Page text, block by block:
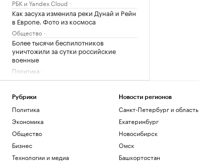
РБК и Yandex Cloud
Как засуха изменила реки Дунай и Рейн
в Европе. Фото из космоса
Общество
Более тысячи беспилотников
уничтожили за сутки российские
военные
Политика
Россия обогнала три страны Евросоюза
Экономика
В Сеуле обыскали офис KFA из-за
назначения экс-тренера сборной по
футболу
Спорт
Московская школьница, набравшая
500 баллов на ЕГЭ, поступила в МФТИ
Рубрики
Политика
Экономика
Общество
Бизнес
Технологии и медиа
Новости регионов
Санкт-Петербург и область
Екатеринбург
Новосибирск
Омск
Башкортостан